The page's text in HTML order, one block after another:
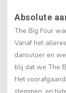
Absolute
The Big Four
Vanaf het
dansvloer en
blij dat we The
Het